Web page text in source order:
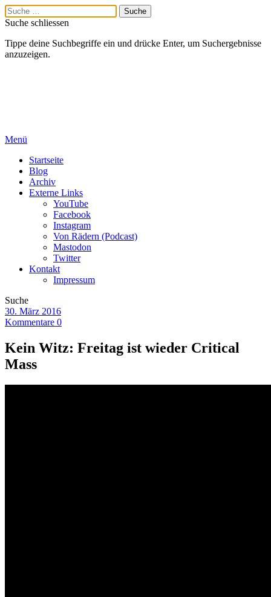
Suche schliessen
Tippe deine Suchbegriffe ein und drücke Enter, um Suchergebnisse
anzuzeigen.
Menü
Startseite
Blog
Archiv
Externe Links
YouTube
Facebook
Instagram
Von Rädern (Podcast)
Mastodon
Twitter
Kontakt
Impressum
Suche
30. März 2016
Kommentare 0
Kein Witz: Freitag ist wieder Critical
Mass